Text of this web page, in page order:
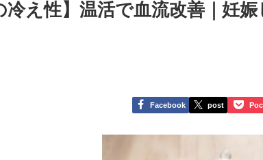
冷え性】温活で血流改善｜妊
Facebook post